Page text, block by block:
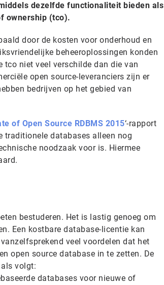
dezelfde functionaliteit bieden als
ownership (tco).
door de kosten voor onderhoud en
beheeroplossingen konden
tco niet veel verschilde dan die van
open source-leveranciers zijn er
bedrijven op het gebied van
of Open Source RDBMS 2015‘-rapport
traditionele databases alleen nog
noodzaak voor is. Hiermee
bestuderen. Het is lastig genoeg om
Een kostbare database-licentie kan
veel voordelen dat het
open source database in te zetten. De
volgt:
databases voor nieuwe of